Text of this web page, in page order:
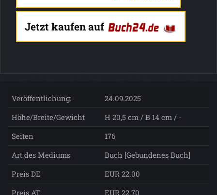
Jetzt kaufen auf
Veröffentlichung:
24.09.2025
Höhe/Breite/Gewicht
H 20,5 cm / B 14 cm / -
Seiten
176
Art des Mediums
Buch [Gebundenes Buch]
Preis DE
EUR 22.00
Preis AT
EUR 22.70